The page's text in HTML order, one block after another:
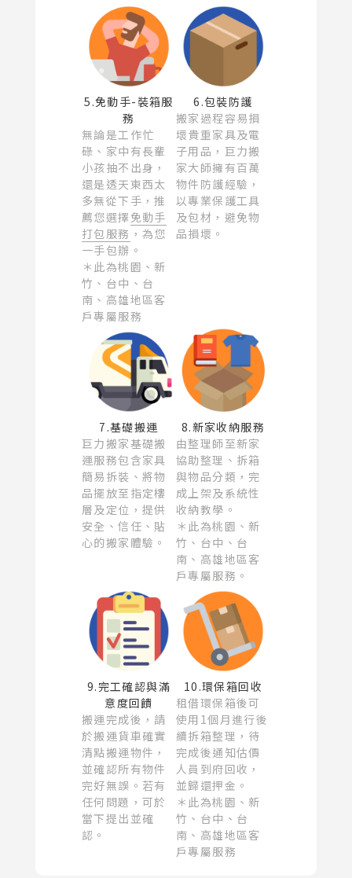
5.免動手-裝箱服
務
無論是工作忙
碌、家中有長輩
小孩抽不出身，
還是透天東西太
多無從下手，推
薦您選擇免動手
打包服務 ，為您
一手包辦。
＊此為桃園、新
竹、台中、台
南、高雄地區客
戶專屬服務
6.包裝防護
搬家過程容易損
壞貴重家具及電
子用品，巨力搬
家大師擁有百萬
物件防護經驗，
以專業保護工具
及包材，避免物
品損壞。
7.基礎搬運
巨力搬家基礎搬
運服務包含家具
簡易拆裝、將物
品擺放至指定樓
層及定位，提供
安全、信任、貼
心的搬家體驗。
8.新家收納服務
由整理師至新家
協助整理、拆箱
與物品分類，完
成上架及系統性
收納教學。
＊此為桃園、新
竹、台中、台
南、高雄地區客
戶專屬服務。
9.完工確認與滿
意度回饋
搬運完成後，請
於搬運貨車確實
清點搬運物件，
並確認所有物件
完好無誤。若有
任何問題，可於
當下提出並確
認。
10.環保箱回收
租借環保箱後可
使用1個月進行後
續拆箱整理，待
完成後通知估價
人員到府回收，
並歸還押金。
＊此為桃園、新
竹、台中、台
南、高雄地區客
戶專屬服務